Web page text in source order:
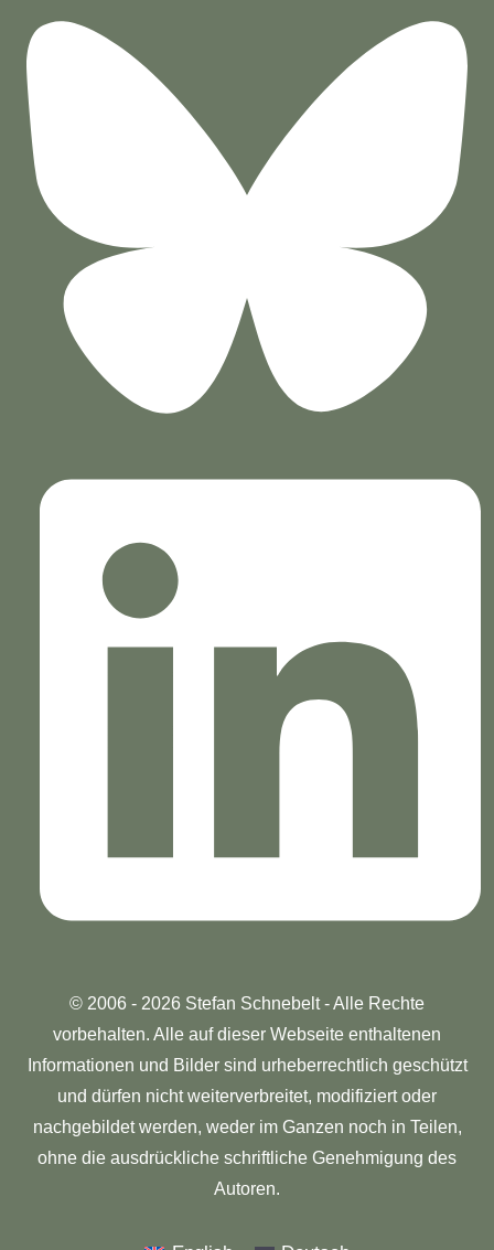
© 2006 - 2026 Stefan Schnebelt - Alle Rechte
vorbehalten. Alle auf dieser Webseite enthaltenen
Informationen und Bilder sind urheberrechtlich geschützt
und dürfen nicht weiterverbreitet, modifiziert oder
nachgebildet werden, weder im Ganzen noch in Teilen,
ohne die ausdrückliche schriftliche Genehmigung des
Autoren.